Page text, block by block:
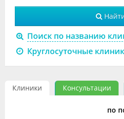
Клиники
Специалисты
Поиск по названию
Круглосуточные
Клиники Консультации
по